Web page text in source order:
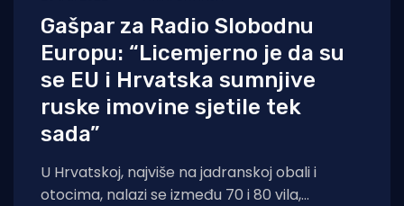
Gašpar za Radio Slobodnu
Europu: “Licemjerno je da su
se EU i Hrvatska sumnjive
ruske imovine sjetile tek
sada”
U Hrvatskoj, najviše na jadranskoj obali i
otocima, nalazi se između 70 i 80 vila,